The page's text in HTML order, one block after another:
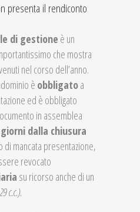
presenta il rendiconto
di gestione è un
che mostra
nel corso dell’anno.
è obbligatoa
ed è obbligato
in assemblea
dalla chiusura
di mancata presentazione,
revocato
su ricorso anche di un
c.c.).